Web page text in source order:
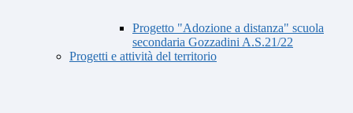
Progetto "Adozione a distanza" scuola
secondaria Gozzadini A.S.21/22
Progetti e attività del territorio